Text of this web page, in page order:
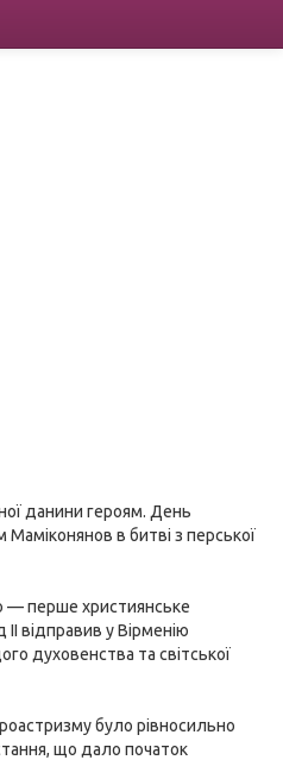
данини героям. День
Маміконянов в битві з перської
— перше християнське
II відправив у Вірменію
духовенства та світської
було рівносильно
що дало початок